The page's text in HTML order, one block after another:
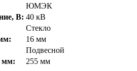
ЮМЭК
В: 40 кВ
Стекло
16 мм
Подвесной
мм:
255 мм